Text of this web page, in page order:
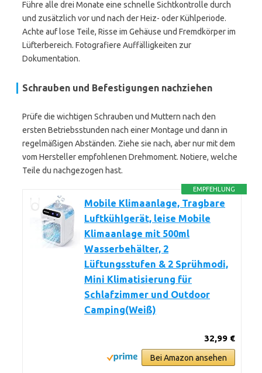
Führe alle drei Monate eine schnelle Sichtkontrolle durch
und zusätzlich vor und nach der Heiz- oder Kühlperiode.
Achte auf lose Teile, Risse im Gehäuse und Fremdkörper im
Lüfterbereich. Fotografiere Auffälligkeiten zur
Dokumentation.
Schrauben und Befestigungen nachziehen
Prüfe die wichtigen Schrauben und Muttern nach den
ersten Betriebsstunden nach einer Montage und dann in
regelmäßigen Abständen. Ziehe sie nach, aber nur mit dem
vom Hersteller empfohlenen Drehmoment. Notiere, welche
Teile du nachgezogen hast.
EMPFEHLUNG
Mobile Klimaanlage, Tragbare
Luftkühlgerät, leise Mobile
Klimaanlage mit 500ml
Wasserbehälter, 2
Lüftungsstufen & 2 Sprühmodi,
Mini Klimatisierung für
Schlafzimmer und Outdoor
Camping(Weiß)
32,99 €
Bei Amazon ansehen